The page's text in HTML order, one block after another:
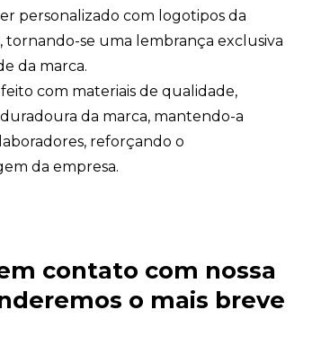
personalizado com logotipos da
tornando-se uma lembrança exclusiva
da marca.
feito com materiais de qualidade,
da marca, mantendo-a
reforçando o
da empresa.
contato com nossa
o mais breve